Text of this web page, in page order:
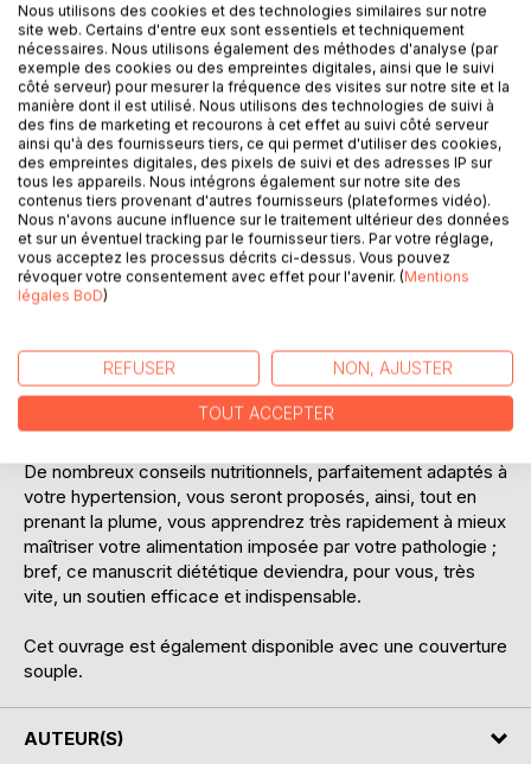
DESCRIPTION
Vous souffrez d'hypertension ?
Ce livre de recettes vierge, élaboré par Cédric MENARD
diététicien-nutritionniste, sera pour vous le compagnon
idéal !
hypertension, pourront lui être confiées et donc, très
faciles à cuisiner à nouveau et à volonté. Comme tout livre
de recettes personnalisées, il deviendra très rapidement un
compagnon diététique précieux.
De nombreux conseils nutritionnels, parfaitement adaptés à
votre hypertension, vous seront proposés, ainsi, tout en
prenant la plume, vous apprendrez très rapidement à mieux
maîtriser votre alimentation imposée par votre pathologie ;
bref, ce manuscrit diététique deviendra, pour vous, très
vite, un soutien efficace et indispensable.
Cet ouvrage est également disponible avec une couverture
souple.
AUTEUR(S)
Nous utilisons des cookies et des technologies similaires sur notre
site web. Certains d'entre eux sont essentiels et techniquement
nécessaires. Nous utilisons également des méthodes d'analyse (par
exemple des cookies ou des empreintes digitales, ainsi que le suivi
côté serveur) pour mesurer la fréquence des visites sur notre site et la
manière dont il est utilisé. Nous utilisons des technologies de suivi à
des fins de marketing et recourons à cet effet au suivi côté serveur
ainsi qu'à des fournisseurs tiers, ce qui permet d'utiliser des cookies,
des empreintes digitales, des pixels de suivi et des adresses IP sur
tous les appareils. Nous intégrons également sur notre site des
contenus tiers provenant d'autres fournisseurs (plateformes vidéo).
Nous n'avons aucune influence sur le traitement ultérieur des données
et sur un éventuel tracking par le fournisseur tiers. Par votre réglage,
vous acceptez les processus décrits ci-dessus. Vous pouvez
révoquer votre consentement avec effet pour l'avenir. (Mentions
légales BoD)
REFUSER NON, AJUSTER
TOUT ACCEPTER